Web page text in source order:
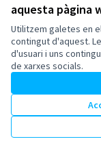
aquesta pàgina
Utilitzem galetes en
contingut d'aquest.
d'usuari i uns
de xarxes socials.
Termes i condicions
Configuració de les
Esplugues de
(Enllaç extern)
Esplugues de
(Enllaç extern)
Esplugues
(Enllaç
Triar la llenguaElegir el
Web creada amb